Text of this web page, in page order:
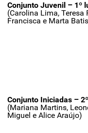
Conjunto Juvenil – 1º
(Carolina Lima, Teresa
Francisca e Marta
Conjunto Iniciadas –
(Mariana Martins,
Miguel e Alice Araújo)